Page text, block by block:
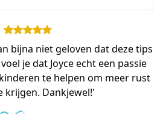
bijna niet geloven dat deze tips
je dat Joyce echt een passie
te helpen om meer rust
krijgen. Dankjewel!'